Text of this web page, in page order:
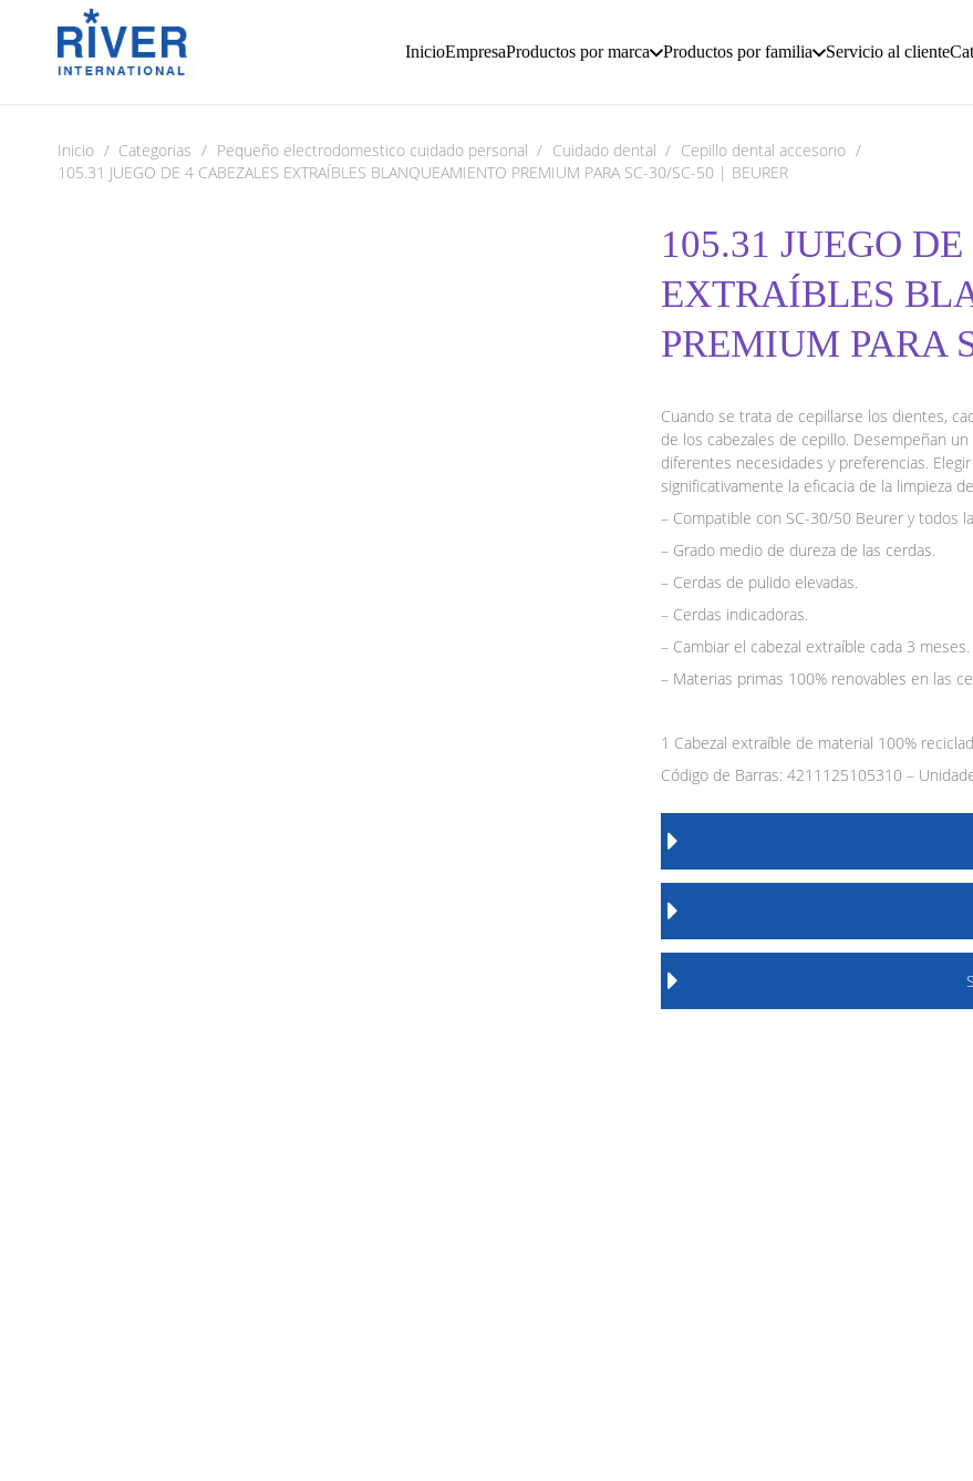
InicioEmpresaProductos por marca Productos por familia Servicio al cliente
Inicio / Categorias / Pequeño electrodomestico cuidado personal / Cuidado dental / Cepillo dental accesorio /
105.31 JUEGO DE 4 CABEZALES EXTRAÍBLES BLANQUEAMIENTO PREMIUM PARA SC-30/SC-50 | BEURER
105.31 JUEGO
EXTRAÍBLES
PREMIUM PARA
Cuando se trata de cepillarse los dientes,
de los cabezales de cepillo. Desempeñan
diferentes necesidades y preferencias.
significativamente la eficacia de la limpieza
– Compatible con SC-30/50 Beurer y todos
– Grado medio de dureza de las cerdas.
– Cerdas de pulido elevadas.
– Cerdas indicadoras.
– Cambiar el cabezal extraíble cada 3 meses.
– Materias primas 100% renovables en las
1 Cabezal extraíble de material 100%
Código de Barras: 4211125105310 –